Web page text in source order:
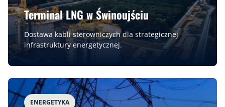
Terminal LNG w Świnoujściu
Dostawa kabli sterowniczych dla strategicznej
infrastruktury energetycznej.
ENERGETYKA